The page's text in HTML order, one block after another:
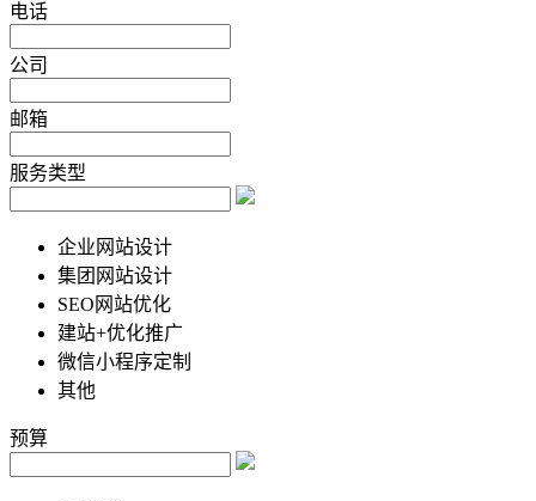
电话
公司
邮箱
服务类型
企业网站设计
集团网站设计
SEO网站优化
建站+优化推广
微信小程序定制
其他
预算